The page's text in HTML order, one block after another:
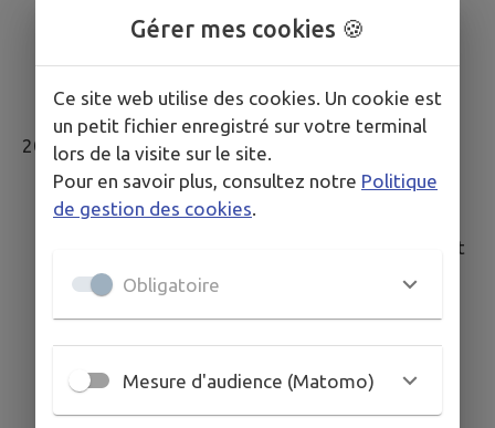
conception des sites.
Accompagnement des mairies dans leur
compréhension et leur mise en conformité
avec les réglementations en vigueur.
2026
Mise en place d'un suivi régulier pour s'assurer
du maintien de la conformité.
Poursuite de la formation des développeurs et
sensibilisation des rédacteurs de contenu.
Adaptation aux éventuelles évolutions du
Veille réglementaire :Mise en place d'une
veille continue pour suivre l'évolution des
Gérer mes cookies 🍪
Ce site web utilise des cookies. Un cookie est
un petit fichier enregistré sur votre terminal
lors de la visite sur le site.
Pour en savoir plus, consultez notre Politique
de gestion des cookies.
Obligatoire
Mesure d'audience (Matomo)